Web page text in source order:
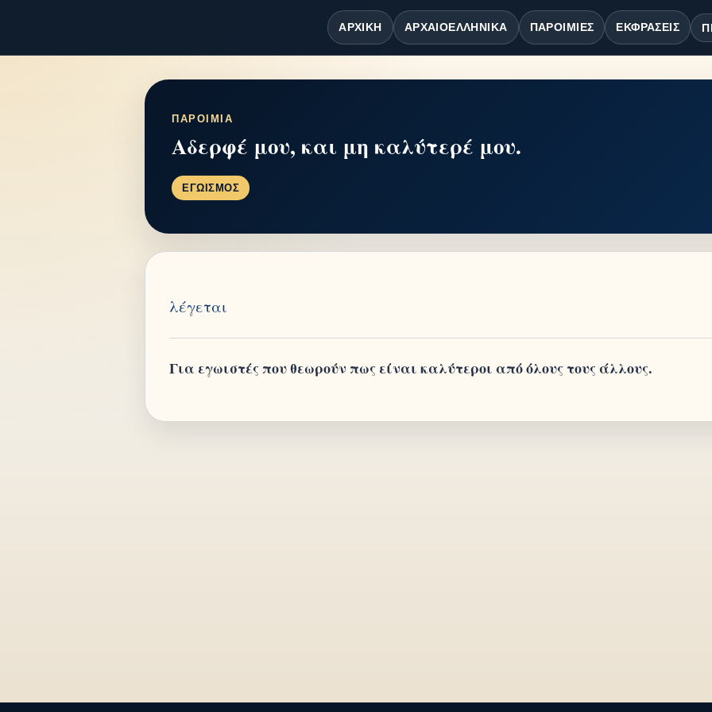
ΑΡΧΙΚΉ ΑΡΧΑΙΟΕΛΛΗΝΙΚΆ ΠΑΡΟΙΜΊΕΣ ΕΚΦΡΆΣΕΙΣ
ΠΑΡΟΙΜΙΑ
Αδερφέ μου, και μη καλύτερέ μου.
ΕΓΩΙΣΜΟΣ
λέγεται
Για εγωιστές που θεωρούν πως είναι καλύτεροι από όλους τους άλλους.